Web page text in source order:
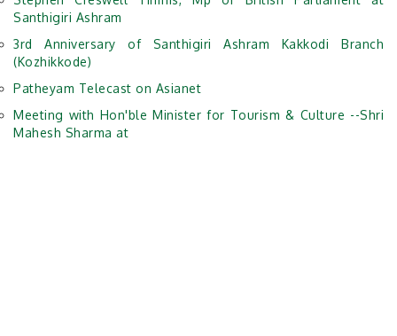
Santhigiri Ashram
3rd Anniversary of Santhigiri Ashram Kakkodi Branch
(Kozhikkode)
Patheyam Telecast on Asianet
Meeting with Hon'ble Minister for Tourism & Culture --Shri
Mahesh Sharma at